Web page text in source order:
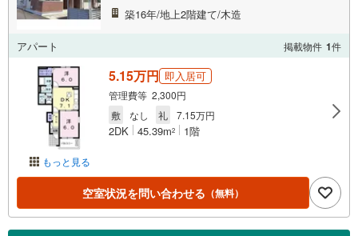
築16年/地上2階建て/木造
アパート 掲載物件 1件
もっと見る
5.15万円 即入居可
管理費等 2,300円
敷
なし 礼 7.15万円
2DK 45.39m2 1階
空室状況を問い合わせる （無料）